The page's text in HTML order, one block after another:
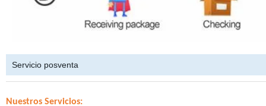
Servicio posventa
Nuestros Servicios: